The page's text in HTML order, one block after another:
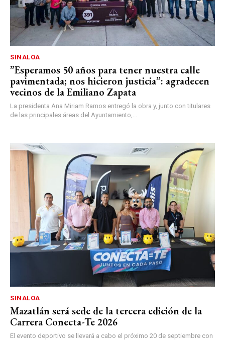
SINALOA
”Esperamos 50 años para tener nuestra calle
pavimentada; nos hicieron justicia”: agradecen
vecinos de la Emiliano Zapata
La presidenta Ana Miriam Ramos entregó la obra y, junto con titulares
de las principales áreas del Ayuntamiento,...
SINALOA
Mazatlán será sede de la tercera edición de la
Carrera Conecta-Te 2026
El evento deportivo se llevará a cabo el próximo 20 de septiembre con